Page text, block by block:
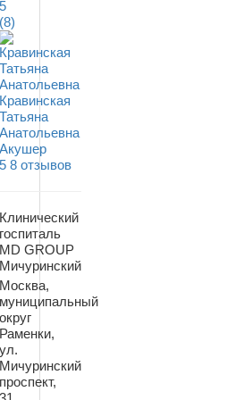
5
(8)
Кравинская
Татьяна
Анатольевна
Акушер
5 8 отзывов
Клинический
госпиталь
MD GROUP
Мичуринский
Москва,
муниципальный
округ
Раменки,
ул.
Мичуринский
проспект,